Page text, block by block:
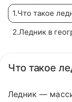
1.Что такое
2.Ледник в
Что такое
Ледник —